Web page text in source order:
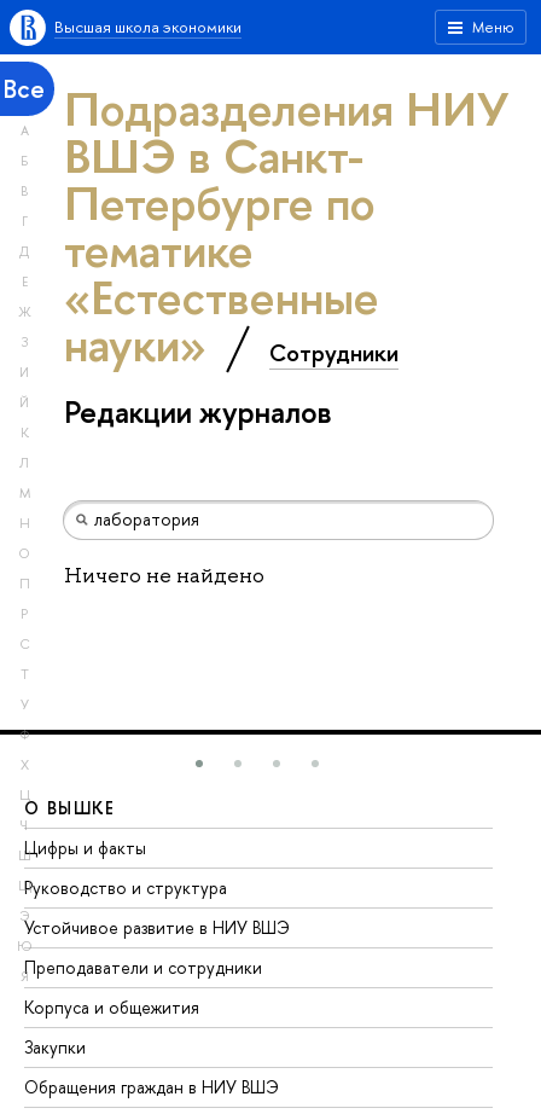
Меню
Высшая школа экономики
Все
А
Б
В
Г
Д
Е
Ж
З
И
Й
К
Л
М
Н
О
П
Р
С
Т
У
Ф
Х
Ц
Ч
Ш
Щ
Э
Ю
Я
Подразделения НИУ
ВШЭ в Санкт-
Петербурге по
тематике
«Естественные
науки» Сотрудники
Редакции журналов
Ничего не найдено
О ВЫШКЕ
Цифры и факты
Руководство и структура
Устойчивое развитие в НИУ ВШЭ
Преподаватели и сотрудники
Корпуса и общежития
Закупки
Обращения граждан в НИУ ВШЭ